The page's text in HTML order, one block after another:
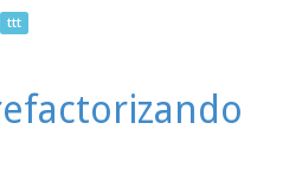
ttt